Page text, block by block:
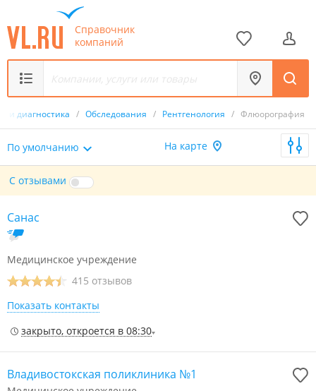
Справочник
компаний
и диагностика / Обследования / Рентгенология / Флюорография
По умолчанию На карте
С отзывами
Санас
Медицинское учреждение
415 отзывов
Показать контакты
закрыто, откроется в 08:30
Владивостокская поликлиника №1